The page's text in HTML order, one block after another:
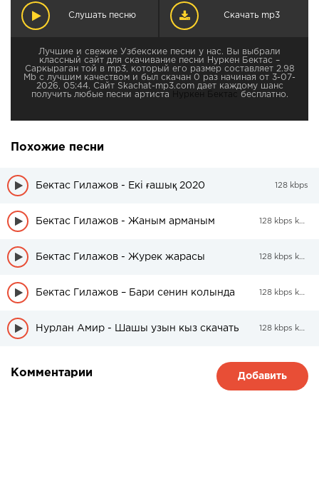
Слушать песню Скачать mp3
Лучшие и свежие Узбекские песни у нас. Вы выбрали
классный сайт для скачивание песни Нуркен Бектас –
Саркыраган той в mp3, который его размер составляет 2.98
Mb с лучшим качеством и был скачан 0 раз начиная от 3-07-
2026, 05:44. Сайт Skachat-mp3.com дает каждому шанс
получить любые песни артиста
Нуркен Бектас бесплатно.
Похожие песни
Бектас Гилажов - Екі ғашық 2020 128 kbps
Бектас Гилажов - Жаным арманым 128 kbps kbps
Бектас Гилажов - Журек жарасы 128 kbps kbps
Бектас Гилажов – Бари сенин колында 128 kbps kbps
Нурлан Амир - Шашы узын кыз скачать 128 kbps kbps
Комментарии Добавить